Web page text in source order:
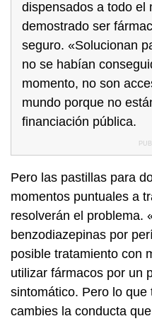
dispensados a todo el
demostrado ser
seguro. «Solucionan
no se habían
momento, no son
mundo porque no
financiación pública.
Pero las pastillas para
momentos puntuales a
resolverán el problema.
benzodiazepinas por
posible tratamiento con
utilizar fármacos por un
sintomático. Pero lo
cambies la conducta